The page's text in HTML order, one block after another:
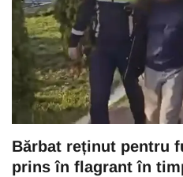
Bărbat reținut pentru
prins în flagrant în